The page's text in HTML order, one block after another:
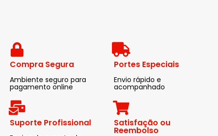
Compra Segura
Ambiente seguro para
pagamento online
Portes Especiais
Envio rápido e
acompanhado
Suporte Profissional Satisfação ou
Reembolso